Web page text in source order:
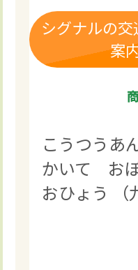
シグナルの
案
こうつうあ
かいて お
おひょう （